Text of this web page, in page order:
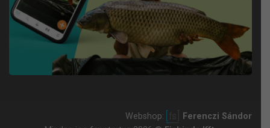
Webshop:
Ferenczi Sándor